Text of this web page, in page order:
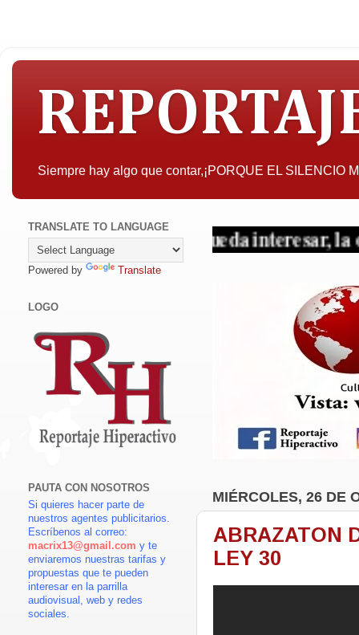
Siempre hay algo que contar,¡PORQUE EL SILENCIO
A quien pueda interesar, la
MIÉRCOLES, 26 DE
ABRAZATON
LEY 30
TRANSLATE TO LANGUAGE
Powered by Translate
LOGO
PAUTA CON NOSOTROS
Si quieres hacer parte de
nuestros agentes publicitarios.
Escríbenos al correo:
macrix13@gmail.com y te
enviaremos nuestras tarifas y
propuestas que te pueden
interesar en la parrilla
audiovisual, web y redes
sociales.